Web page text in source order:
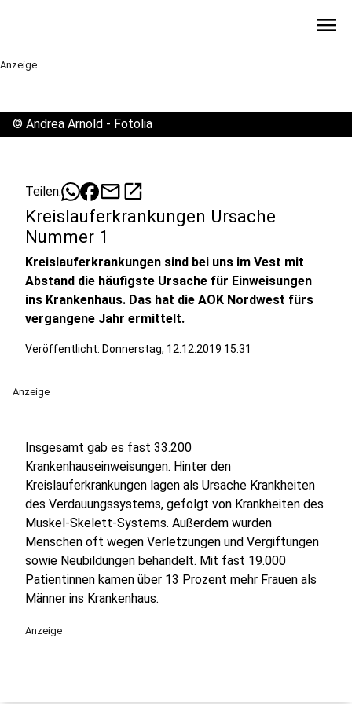
menu
Anzeige
© Andrea Arnold - Fotolia
Teilen: mailopen_in_new
Kreislauferkrankungen Ursache
Nummer 1
Kreislauferkrankungen sind bei uns im Vest mit
Abstand die häufigste Ursache für Einweisungen
ins Krankenhaus. Das hat die AOK Nordwest fürs
vergangene Jahr ermittelt.
Veröffentlicht: Donnerstag, 12.12.2019 15:31
Anzeige
Insgesamt gab es fast 33.200
Krankenhauseinweisungen. Hinter den
Kreislauferkrankungen lagen als Ursache Krankheiten
des Verdauungssystems, gefolgt von Krankheiten des
Muskel-Skelett-Systems. Außerdem wurden
Menschen oft wegen Verletzungen und Vergiftungen
sowie Neubildungen behandelt. Mit fast 19.000
Patientinnen kamen über 13 Prozent mehr Frauen als
Männer ins Krankenhaus.
Anzeige